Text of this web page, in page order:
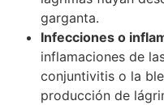
garganta.
Infecciones o
inflamaciones de
conjuntivitis o la
producción de